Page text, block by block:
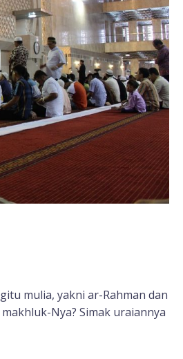
mulia, yakni ar-Rahman dan
Nya? Simak uraiannya